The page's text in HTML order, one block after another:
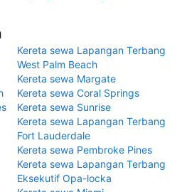
Kereta sewa Lapangan Terbang
West Palm Beach
Kereta sewa Margate
Kereta sewa Coral Springs
Kereta sewa Sunrise
Kereta sewa Lapangan Terbang
Fort Lauderdale
Kereta sewa Pembroke Pines
Kereta sewa Lapangan Terbang
Eksekutif Opa-locka